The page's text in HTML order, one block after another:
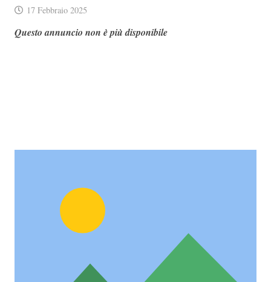
17 Febbraio 2025
Questo annuncio non è più disponibile